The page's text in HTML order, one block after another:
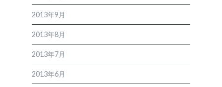
2013年9月
2013年8月
2013年7月
2013年6月